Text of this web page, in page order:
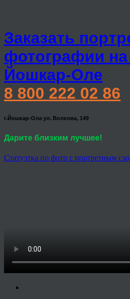
Заказать
фотографии на
Йошкар-Оле
8 800 222 02 86
г.Йошкар-Ола ул. Волкова, 149
Дарите близким лучшее!
Статуэтка по фото с портретным